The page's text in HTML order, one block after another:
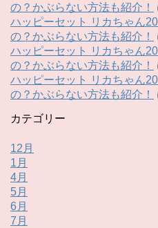
の？かぶらない方法も紹介！
ハッピーセット リカちゃん
の？かぶらない方法も紹介！
ハッピーセット リカちゃん
の？かぶらない方法も紹介！
ハッピーセット リカちゃん
の？かぶらない方法も紹介！
カテゴリー
12月
1月
4月
5月
6月
7月